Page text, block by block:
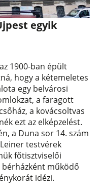
egyik
1900-ban épült
hogy a kétemeletes
egy belvárosi
a faragott
a kovácsoltvas
ezt az elképzelést.
a Duna sor 14. szám
testvérek
főtisztviselői
működő
idézi.